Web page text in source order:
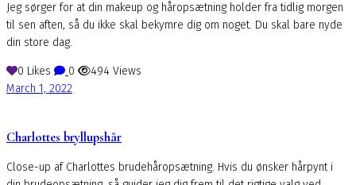
Jeg sørger for at din makeup og håropsætning holder fra tidlig morgen
til sen aften, så du ikke skal bekymre dig om noget. Du skal bare nyde
din store dag.
0 Likes 0 494 Views
March 1, 2022
Charlottes bryllupshår
Close-up af Charlottes brudehåropsætning. Hvis du ønsker hårpynt i